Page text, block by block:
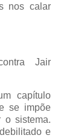
nos calar
Jair
capítulo
se impõe
o sistema.
e